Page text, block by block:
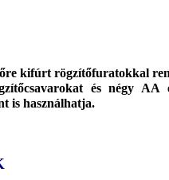
kifúrt rögzítőfuratokkal
és négy AA
is használhatja.